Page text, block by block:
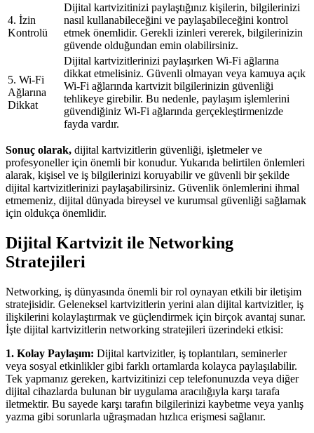
4. İzin
Kontrolü
Dijital kartvizitinizi paylaştığınız kişilerin, bilgilerinizi
nasıl kullanabileceğini ve paylaşabileceğini kontrol
etmek önemlidir. Gerekli izinleri vererek, bilgilerinizin
güvende olduğundan emin olabilirsiniz.
5. Wi-Fi
Ağlarına
Dikkat
Dijital kartvizitlerinizi paylaşırken Wi-Fi ağlarına
dikkat etmelisiniz. Güvenli olmayan veya kamuya açık
Wi-Fi ağlarında kartvizit bilgilerinizin güvenliği
tehlikeye girebilir. Bu nedenle, paylaşım işlemlerini
güvendiğiniz Wi-Fi ağlarında gerçekleştirmenizde
fayda vardır.
Sonuç olarak, dijital kartvizitlerin güvenliği, işletmeler ve
profesyoneller için önemli bir konudur. Yukarıda belirtilen önlemleri
alarak, kişisel ve iş bilgilerinizi koruyabilir ve güvenli bir şekilde
dijital kartvizitlerinizi paylaşabilirsiniz. Güvenlik önlemlerini ihmal
etmemeniz, dijital dünyada bireysel ve kurumsal güvenliği sağlamak
için oldukça önemlidir.
Dijital Kartvizit ile Networking
Stratejileri
Networking, iş dünyasında önemli bir rol oynayan etkili bir iletişim
stratejisidir. Geleneksel kartvizitlerin yerini alan dijital kartvizitler, iş
ilişkilerini kolaylaştırmak ve güçlendirmek için birçok avantaj sunar.
İşte dijital kartvizitlerin networking stratejileri üzerindeki etkisi:
1. Kolay Paylaşım: Dijital kartvizitler, iş toplantıları, seminerler
veya sosyal etkinlikler gibi farklı ortamlarda kolayca paylaşılabilir.
Tek yapmanız gereken, kartvizitinizi cep telefonunuzda veya diğer
dijital cihazlarda bulunan bir uygulama aracılığıyla karşı tarafa
iletmektir. Bu sayede karşı tarafın bilgilerinizi kaybetme veya yanlış
yazma gibi sorunlarla uğraşmadan hızlıca erişmesi sağlanır.